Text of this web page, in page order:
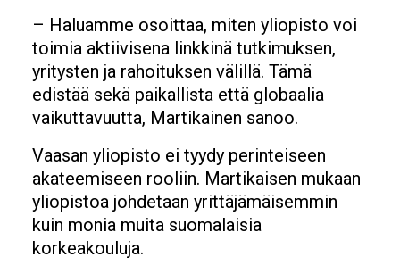
– Haluamme osoittaa, miten yliopisto voi
toimia aktiivisena linkkinä tutkimuksen,
yritysten ja rahoituksen välillä. Tämä
edistää sekä paikallista että globaalia
vaikuttavuutta, Martikainen sanoo.
Vaasan yliopisto ei tyydy perinteiseen
akateemiseen rooliin. Martikaisen mukaan
yliopistoa johdetaan yrittäjämäisemmin
kuin monia muita suomalaisia
korkeakouluja.